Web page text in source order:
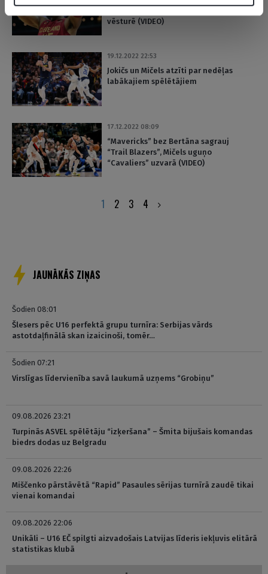
vēsturē (VIDEO)
19.12.2022 22:53
Jokičs un Mičels atzīti par nedēļas
labākajiem spēlētājiem
17.12.2022 08:09
“Mavericks” bez Bertāna sagrauj
“Trail Blazers”, Mičels uguņo
“Cavaliers” uzvarā (VIDEO)
1 2 3 4
JAUNĀKĀS ZIŅAS
Šodien 08:01
Šlesers pēc U16 perfektā grupu turnīra: Serbijas vārds
astotdaļfinālā skan izaicinoši, tomēr…
Šodien 07:21
Virslīgas līdervienība savā laukumā uzņems “Grobiņu”
09.08.2026 23:21
Turpinās ASVEL spēlētāju “izķeršana” – Šmita bijušais komandas
biedrs dodas uz Belgradu
09.08.2026 22:26
Miščenko pārstāvētā “Rapid” Pasaules sērijas turnīrā zaudē tikai
vienai komandai
09.08.2026 22:06
Unikāli – U16 EČ spilgti aizvadošais Latvijas līderis iekļuvis elitārā
statistikas klubā